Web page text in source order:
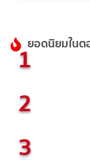
ยอดนิยมใน
1
2
3